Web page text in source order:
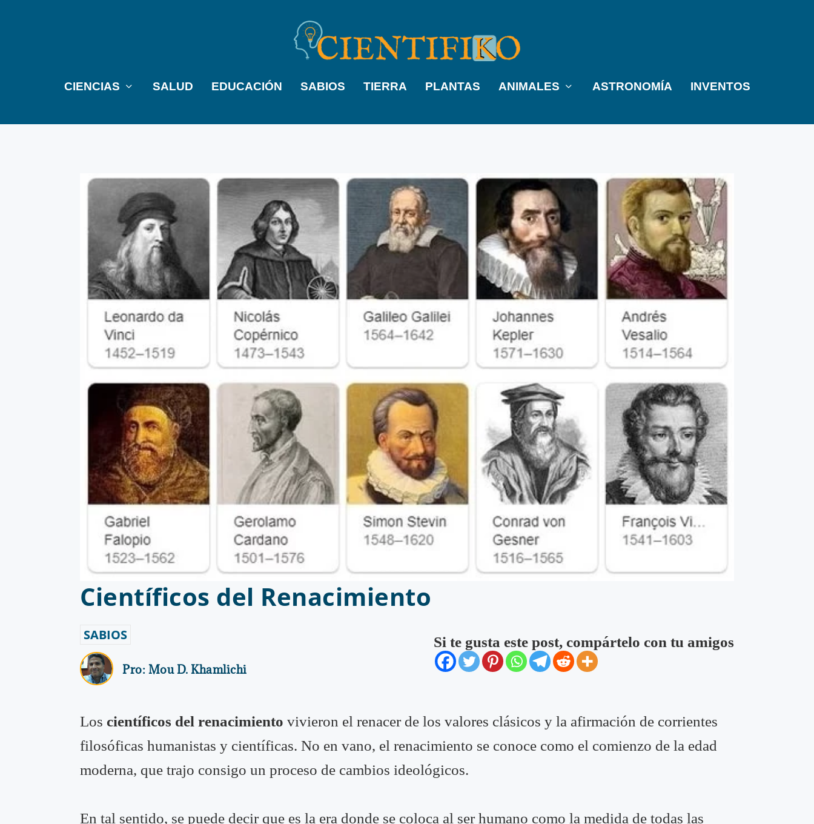
CIENCIAS SALUD EDUCACIÓN SABIOS TIERRA PLANTAS ANIMALES ASTRONOMÍA INVENTOS
Científicos del Renacimiento
SABIOS
Pro: Mou D. Khamlichi
Si te gusta este post, compártelo con tu amigos
Los científicos del renacimiento vivieron el renacer de los valores clásicos y la afirmación de corrientes
filosóficas humanistas y científicas. No en vano, el renacimiento se conoce como el comienzo de la edad
moderna, que trajo consigo un proceso de cambios ideológicos.
En tal sentido, se puede decir que es la era donde se coloca al ser humano como la medida de todas las